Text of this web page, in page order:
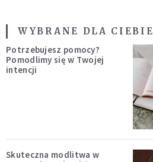
WYBRANE DLA CIEBIE
Potrzebujesz pomocy?
Pomodlimy się w Twojej
intencji
Skuteczna modlitwa w